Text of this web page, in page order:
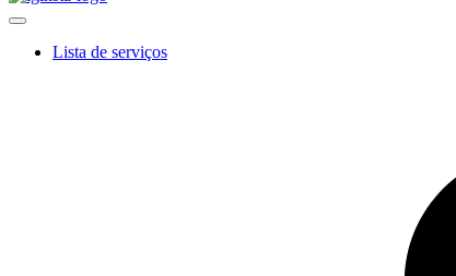
Lista de serviços